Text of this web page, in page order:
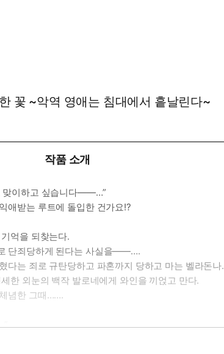
꽃 ~악역 영애는 침대에서 흩날린다~
작품 소개
맞이하고 싶습니다――…”
애받는 루트에 돌입한 건가요!?
억을 되찾는다.
단죄당하게 된다는 사실을――….
다는 죄로 규탄당하고 파혼까지 당하고 마는 벨라돈나.
한 외눈의 백작 발로네에게 와인을 끼얹고 만다.
념한 그때…….